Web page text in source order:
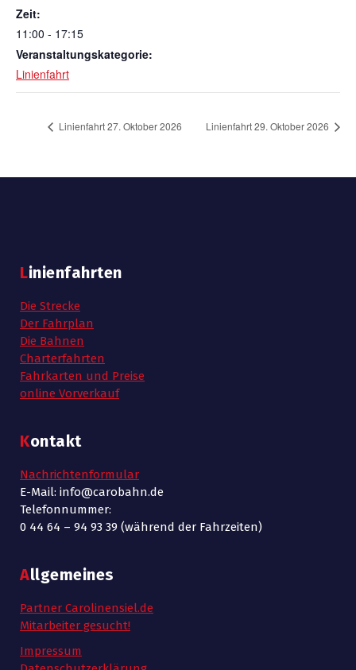
Zeit:
11:00 - 17:15
Veranstaltungskategorie:
Linienfahrt
Linienfahrt 27. Oktober 2026 Linienfahrt 29. Oktober 2026
Linienfahrten
Die Strecke
Der Fahrplan
Die Bahnen
Charterfahrten
Fahrkarten und Preise
online Vorverkauf
Kontakt
Nachrichtenformular
E-Mail: info@carobahn.de
Telefonnummer:
0 44 64 – 94 93 39 (während der Fahrzeiten)
Allgemeines
Partner Carolinensiel.de
Mitarbeiter gesucht!
Impressum